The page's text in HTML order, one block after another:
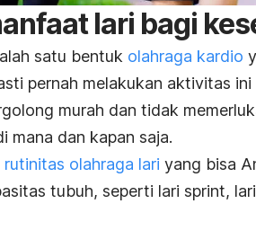
lari bagi
satu bentuk olahraga kardio
pernah melakukan aktivitas ini
murah dan tidak
mana dan kapan saja.
rutinitas olahraga lari yang bisa
tubuh, seperti lari sprint,